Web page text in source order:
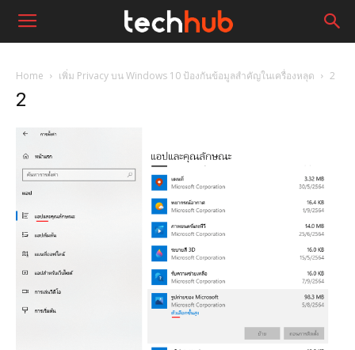
Home เพิ่ม Privacy บน Windows 10 ป้องกันข้อมูลสำคัญในเครื่องหลุด 2
2